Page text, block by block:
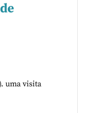
uma visita